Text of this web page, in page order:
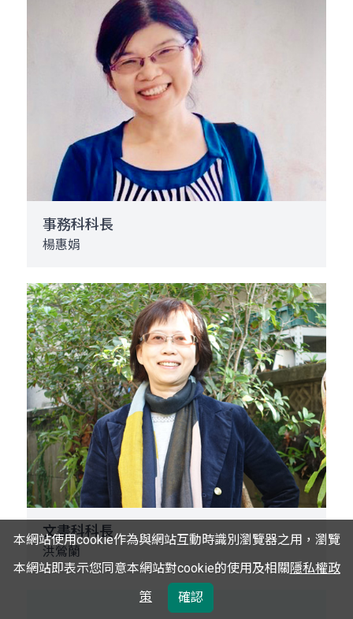
事務科科長
楊惠娟
文書科科長
洪鶯蘭
本網站使用cookie作為與網站互動時識別瀏覽器之用，瀏覽
本網站即表示您同意本網站對cookie的使用及相關隱私權政
策
確認